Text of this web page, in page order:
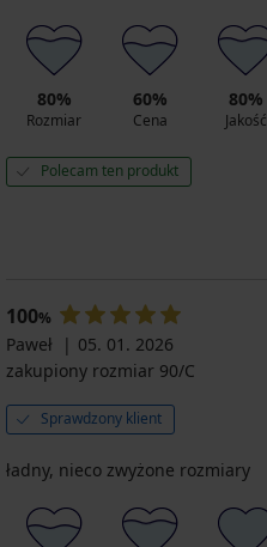
80%
Rozmiar
60%
Cena
80%
Jakość
Polecam ten produkt
100%
Paweł
05. 01. 2026
zakupiony rozmiar 90/C
Sprawdzony klient
ładny, nieco zwyżone rozmiary